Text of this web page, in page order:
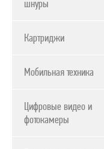
ПРОДУКТЫ APPLE
шнуры
Картриджи
Мобильная техника
Цифровые видео и
фотокамеры